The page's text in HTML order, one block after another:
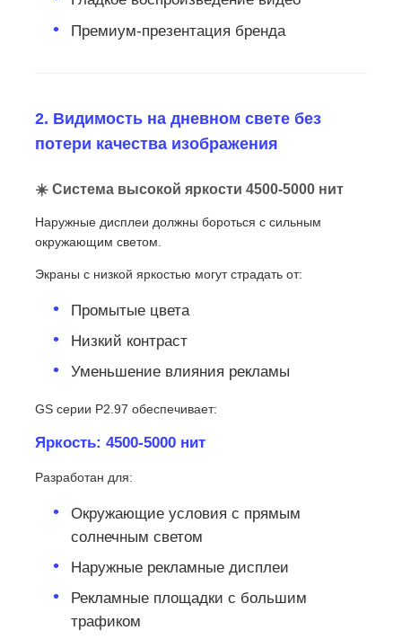
Премиум-презентация бренда
2. Видимость на дневном свете без
потери качества изображения
☀️ Система высокой яркости 4500-5000 нит
Наружные дисплеи должны бороться с сильным
окружающим светом.
Экраны с низкой яркостью могут страдать от:
Промытые цвета
Низкий контраст
Уменьшение влияния рекламы
GS серии P2.97 обеспечивает:
Яркость: 4500-5000 нит
Разработан для:
Окружающие условия с прямым
солнечным светом
Наружные рекламные дисплеи
Рекламные площадки с большим
трафиком